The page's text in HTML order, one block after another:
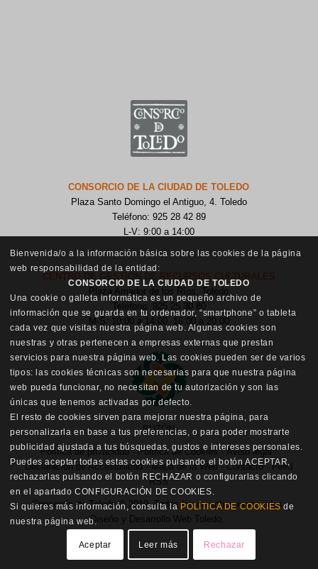
CONSORCIO DE LA CIUDAD DE TOLEDO
Plaza Santo Domingo el Antiguo, 4. Toledo
Teléfono: 925 28 42 89
L-V: 9:00 a 14:00
CENTRO DE GESTIÓN DE RECURSOS CULTURALES
Plaza Amador de los Ríos, Toledo
Teléfono: 925 25 30 80
M-S: 10:00 a 14:00, 16:00 a 20:00
BUZÓN
Política de privacidad·Política de Cookies ·Aviso legal·
Declaración de Accesibilidad·Mapa de la Web·Contacto·Feed
RSS
Consorcio de Toledo © 2019. Todos los derechos reservados.
Diseño y Desarrollo Web Toledo
Bienvenida/o a la información básica sobre las cookies de la página
web responsabilidad de la entidad:
CONSORCIO DE LA CIUDAD DE TOLEDO
Una cookie o galleta informática es un pequeño archivo de
información que se guarda en tu ordenador, “smartphone” o tableta
cada vez que visitas nuestra página web. Algunas cookies son
nuestras y otras pertenecen a empresas externas que prestan
servicios para nuestra página web. Las cookies pueden ser de varios
tipos: las cookies técnicas son necesarias para que nuestra página
web pueda funcionar, no necesitan de tu autorización y son las
únicas que tenemos activadas por defecto.
El resto de cookies sirven para mejorar nuestra página, para
personalizarla en base a tus preferencias, o para poder mostrarte
publicidad ajustada a tus búsquedas, gustos e intereses personales.
Puedes aceptar todas estas cookies pulsando el botón ACEPTAR,
rechazarlas pulsando el botón RECHAZAR o configurarlas clicando
en el apartado CONFIGURACIÓN DE COOKIES.
Si quieres más información, consulta la POLÍTICA DE COOKIESde
nuestra página web.
Aceptar Leer más Rechazar